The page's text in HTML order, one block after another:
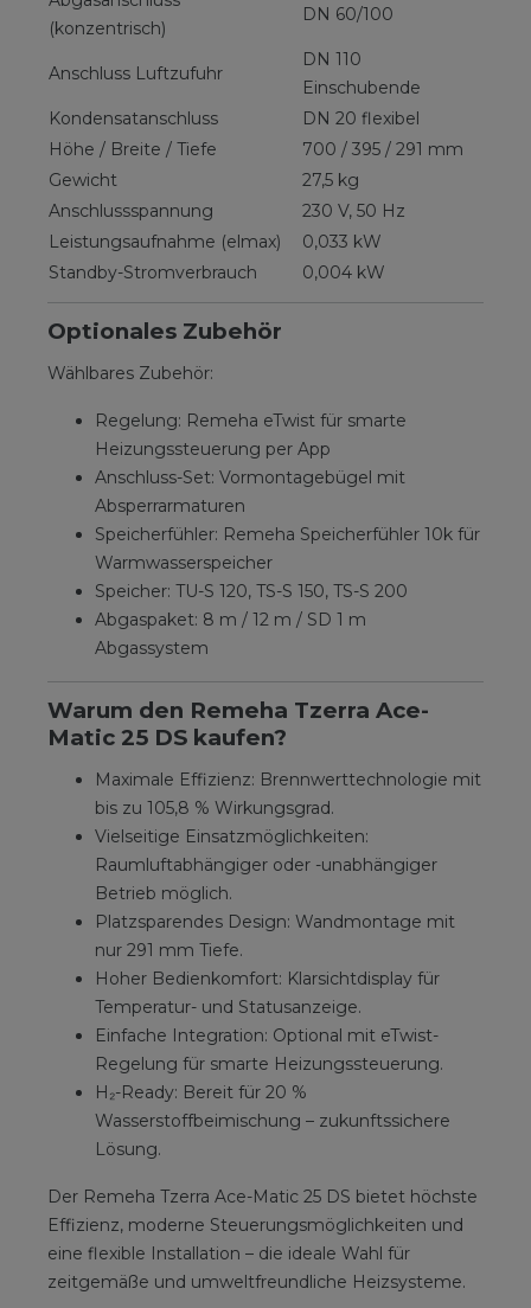
(konzentrisch)
DN 60/100
Anschluss Luftzufuhr
DN 110
Einschubende
Kondensatanschluss
DN 20 flexibel
Höhe / Breite / Tiefe
700 / 395 / 291 mm
Gewicht
27,5 kg
Anschlussspannung
230 V, 50 Hz
Leistungsaufnahme (elmax)
0,033 kW
Standby-Stromverbrauch
0,004 kW
Optionales Zubehör
Wählbares Zubehör:
Regelung: Remeha eTwist für smarte
Heizungssteuerung per App
Anschluss-Set: Vormontagebügel mit
Absperrarmaturen
Speicherfühler: Remeha Speicherfühler 10k für
Warmwasserspeicher
Speicher: TU-S 120, TS-S 150, TS-S 200
Abgaspaket: 8 m / 12 m / SD 1 m
Abgassystem
Warum den Remeha Tzerra Ace-
Matic 25 DS kaufen?
Maximale Effizienz: Brennwerttechnologie mit
bis zu 105,8 % Wirkungsgrad.
Vielseitige Einsatzmöglichkeiten:
Raumluftabhängiger oder -unabhängiger
Betrieb möglich.
Platzsparendes Design: Wandmontage mit
nur 291 mm Tiefe.
Hoher Bedienkomfort: Klarsichtdisplay für
Temperatur- und Statusanzeige.
Einfache Integration: Optional mit eTwist-
Regelung für smarte Heizungssteuerung.
H₂-Ready: Bereit für 20 %
Wasserstoffbeimischung – zukunftssichere
Lösung.
Der Remeha Tzerra Ace-Matic 25 DS bietet höchste
Effizienz, moderne Steuerungsmöglichkeiten und
eine flexible Installation – die ideale Wahl für
zeitgemäße und umweltfreundliche Heizsysteme.